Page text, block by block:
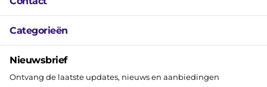
Categorieën
Nieuwsbrief
Ontvang de laatste updates, nieuws en aanbiedingen